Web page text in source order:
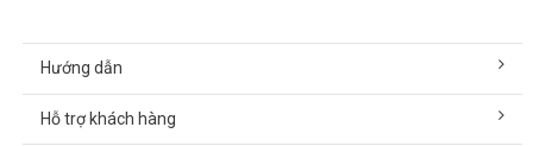
Hướng dẫn
Hỗ trợ khách hàng